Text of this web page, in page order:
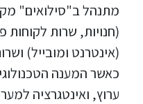
מתנהל ב"סילואים"
(חנויות, שרות לקוחות
(אינטרנט ומובייל)
כאשר המענה
ערוץ, ואינטגרציה